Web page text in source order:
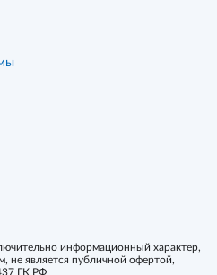
информационный характер,
не является публичной офертой,
ГК РФ